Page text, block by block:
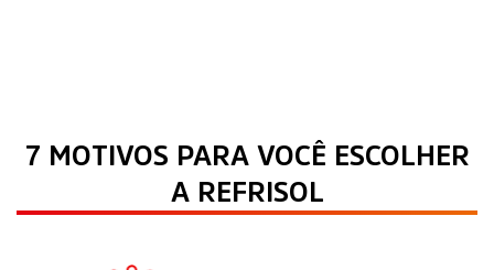
7 MOTIVOS PARA VOCÊ ESCOLHER
A REFRISOL